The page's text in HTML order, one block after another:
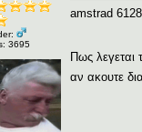
3695
amstrad
Πως
αν ακουτε